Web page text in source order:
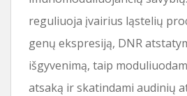
reguliuoja įvairius ląstelių
genų ekspresiją, DNR
išgyvenimą, taip
atsaką ir skatindami audinių